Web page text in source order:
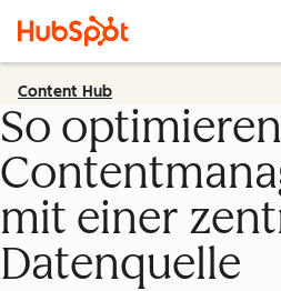
Content Hub
So
mit einer
Datenquelle